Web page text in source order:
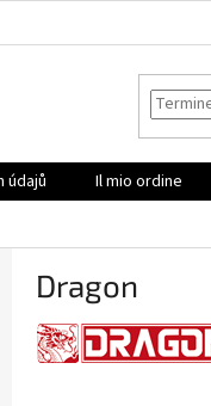
údajů Il mio ordine
Dragon